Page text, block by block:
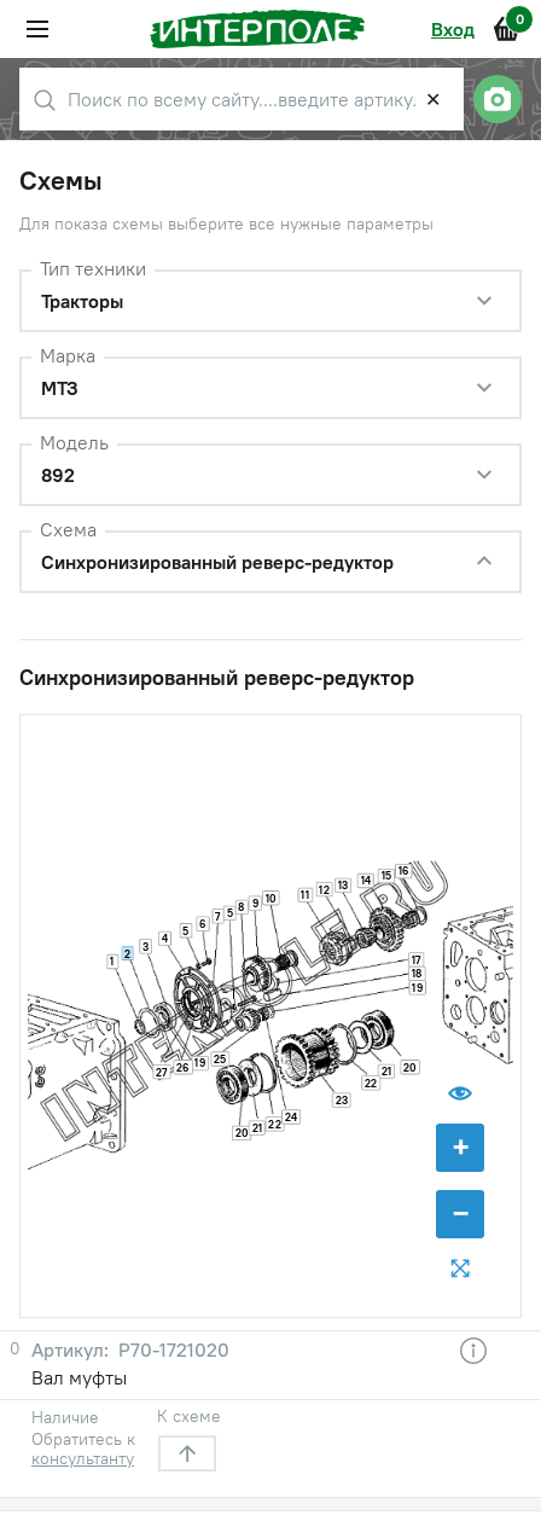
Вход 0
✕
Схемы
Для показа схемы выберите все нужные параметры
Тип техники
Тракторы
Марка
МТЗ
Модель
892
Схема
Синхронизированный реверс-редуктор
Синхронизированный реверс-редуктор
+
−
1
2
3
4
5
5
6
7
8 9 10 11 12 13 14 15 16
17
18
19
19 20
20
21
21
22
22
23
24
25
26
27
0
Р70-1721020
Вал муфты
Наличие
Обратитесь к
консультанту
К схеме